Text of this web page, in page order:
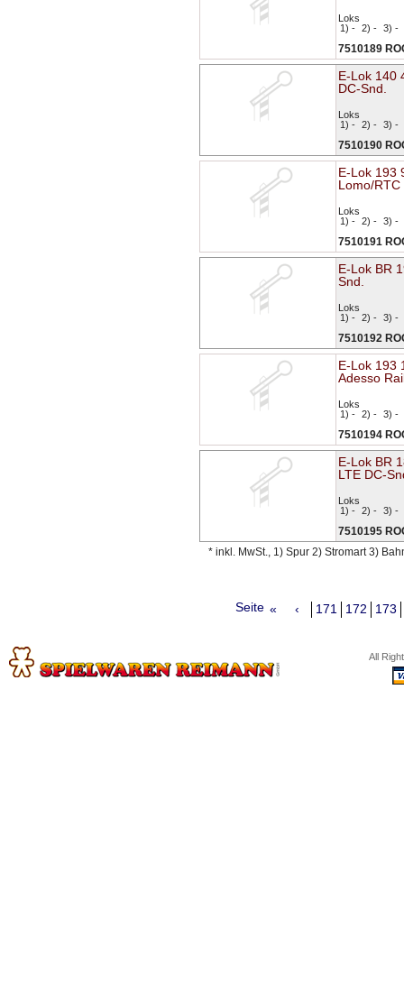
Loks
1) - 2) - 3) -
7510189
E-Lok 140
DC-Snd.
Loks
1) - 2) - 3) -
7510190
E-Lok 193
Lomo/RTC
Loks
1) - 2) - 3) -
7510191
E-Lok BR
Snd.
Loks
1) - 2) - 3) -
7510192
E-Lok 193
Adesso
Loks
1) - 2) - 3) -
7510194
E-Lok BR
LTE DC-
Loks
1) - 2) - 3) -
7510195
* inkl. MwSt., 1) Spur 2) Stromart 3)
Seite « ‹ 171 172 173
All